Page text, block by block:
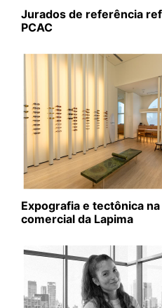
Jurados de referência
PCAC
Expografia e tectônica
comercial da Lapima